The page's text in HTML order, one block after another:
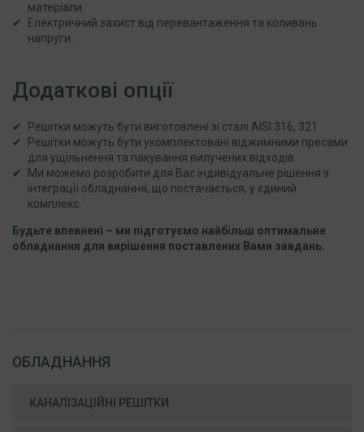
матеріали.
Електричний захист від перевантаження та коливань
напруги.
Додаткові опції
Решітки можуть бути виготовлені зі сталі AISI 316, 321
Решітки можуть бути укомплектовані віджимними пресами
для ущільнення та пакування вилучених відходів.
Ми можемо розробити для Вас індивідуальне рішення з
інтеграції обладнання, що постачається, у єдиний
комплекс.
Будьте впевнені – ми підготуємо найбільш оптимальне
обладнання для вирішення поставлених Вами завдань.
ОБЛАДНАННЯ
КАНАЛІЗАЦІЙНІ РЕШІТКИ